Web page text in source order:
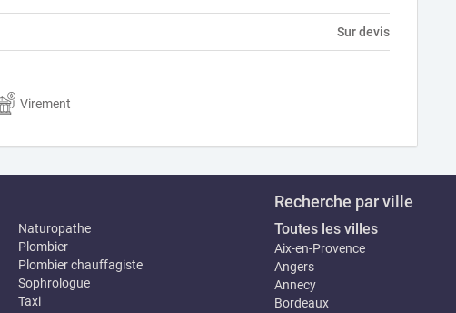
Sur devis
Virement
Naturopathe
Plombier
Plombier chauffagiste
Sophrologue
Taxi
Recherche par ville
Toutes les villes
Aix-en-Provence
Angers
Annecy
Bordeaux